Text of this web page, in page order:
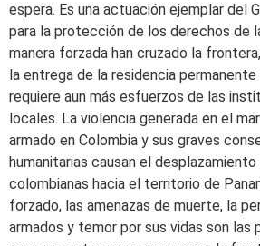
espera. Es una actuación ejemplar del
para la protección de los derechos de
manera forzada han cruzado la
la entrega de la residencia
requiere aun más esfuerzos de las
locales. La violencia generada en el
armado en Colombia y sus graves
humanitarias causan el
colombianas hacia el territorio de
forzado, las amenazas de muerte, la
armados y temor por sus vidas son las